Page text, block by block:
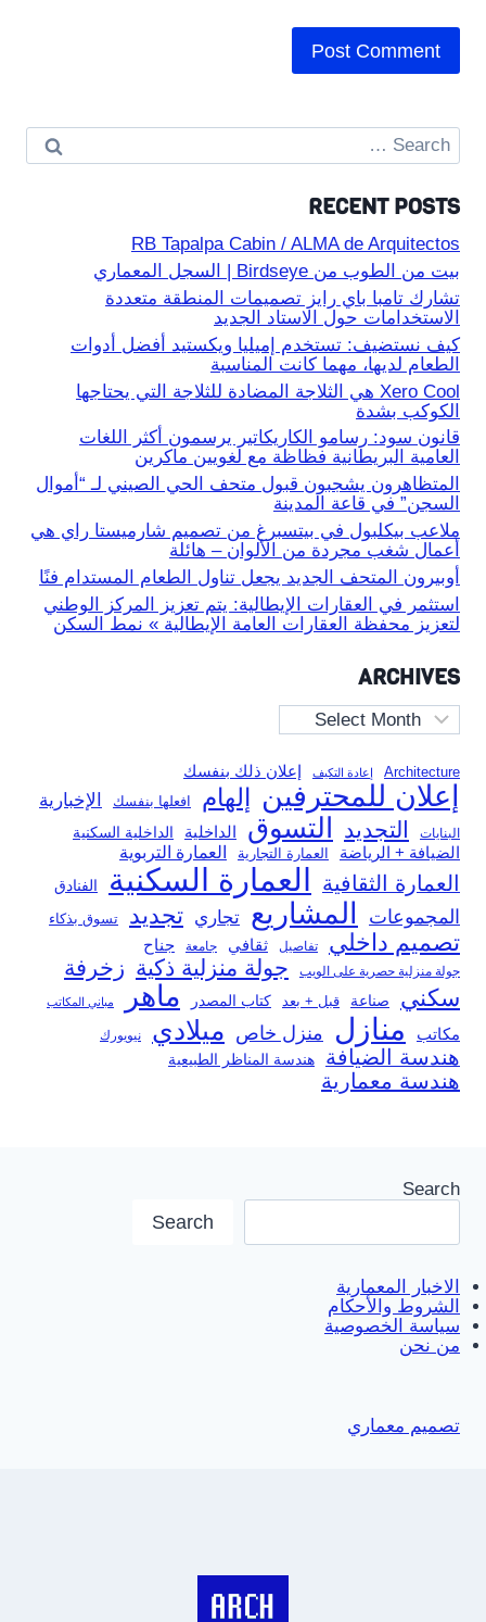
Search
for:
RECENT POSTS
RB Tapalpa Cabin / ALMA de Arquitectos
بيت من الطوب من Birdseye | السجل المعماري
تشارك تامبا باي رايز تصميمات المنطقة متعددة
الاستخدامات حول الاستاد الجديد
كيف نستضيف: تستخدم إميليا ويكستيد أفضل أدوات
الطعام لديها، مهما كانت المناسبة
Xero Cool هي الثلاجة المضادة للثلاجة التي يحتاجها
الكوكب بشدة
قانون سود: رسامو الكاريكاتير يرسمون أكثر اللغات
العامية البريطانية فظاظة مع لغويين ماكرين
المتظاهرون يشجبون قبول متحف الحي الصيني لـ “أموال
السجن” في قاعة المدينة
ملاعب بيكلبول في بيتسبرغ من تصميم شارميستا راي هي
أعمال شغب مجردة من الألوان – هائلة
أوبيرون المتحف الجديد يجعل تناول الطعام المستدام فنًا
استثمر في العقارات الإيطالية: يتم تعزيز المركز الوطني
لتعزيز محفظة العقارات العامة الإيطالية » نمط السكن
ARCHIVES
Archives
Architecture إعادة التكيف إعلان ذلك بنفسك
إعلان للمحترفين إلهام افعلها بنفسك الإخبارية
البنايات التجديد التسوق الداخلية الداخلية السكنية
الضيافة + الرياضة العمارة التجارية العمارة التربوية
العمارة الثقافية العمارة السكنية الفنادق
المجموعات المشاريع تجاري تجديد تسوق بذكاء
تصميم داخلي تفاصيل ثقافي جامعة جناح
جولة منزلية حصرية على الويب جولة منزلية ذكية زخرفة
سكني صناعة قبل + بعد كتاب المصدر ماهر مباني المكاتب
مكاتب منازل منزل خاص ميلادي نيويورك
هندسة الضيافة هندسة المناظر الطبيعية
هندسة معمارية
Search
Search
الاخبار المعمارية
الشروط والأحكام
سياسة الخصوصية
من نحن
تصميم معماري